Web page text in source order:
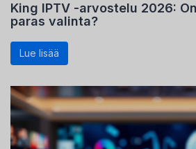
King IPTV -arvostelu 2026:
paras valinta?
Lue lisää